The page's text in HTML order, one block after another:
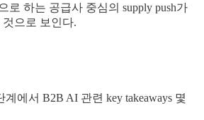
로 하는 공급사 중심의 supply push가
으로 보인다.
에서 B2B AI 관련 key takeaways 몇